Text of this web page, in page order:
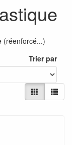
(réenforcé...)
Trier par